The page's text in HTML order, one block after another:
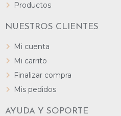
Productos
NUESTROS CLIENTES
Mi cuenta
Mi carrito
Finalizar compra
Mis pedidos
AYUDA Y SOPORTE